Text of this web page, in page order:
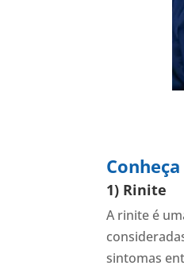
1) Rinite
A rinite é
sintomas